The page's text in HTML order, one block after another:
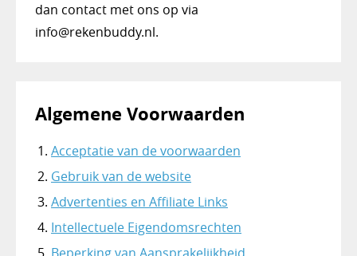
dan contact met ons op via
info@rekenbuddy.nl.
Algemene Voorwaarden
Acceptatie van de voorwaarden
Gebruik van de website
Advertenties en Affiliate Links
Intellectuele Eigendomsrechten